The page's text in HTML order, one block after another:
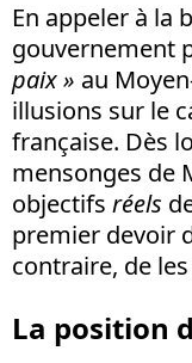
En appeler à la
gouvernement
paix » au
illusions sur le
française. Dès
mensonges de
objectifs réels
premier devoir
contraire, de
La position